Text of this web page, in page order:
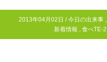
2013年04月02日 /今日の出来事 ,
新着情報 , 食べTE-2